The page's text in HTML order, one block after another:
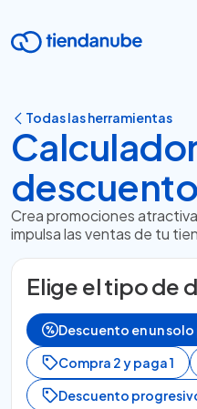
Todas las herramientas
Crea promociones
impulsa las ventas de tu
Elige el tipo de
Descuento en un
Compra 2 y paga 1
Descuento